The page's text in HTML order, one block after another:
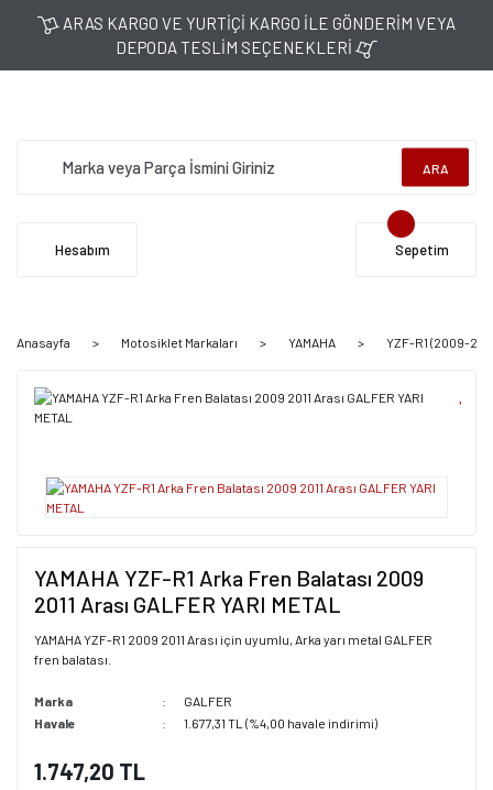
ARAS KARGO VE YURTİÇİ KARGO İLE GÖNDERİM VEYA
DEPODA TESLİM SEÇENEKLERİ
ARA
Hesabım Sepetim
Anasayfa Motosiklet Markaları YAMAHA YZF-R1 (2009-
YAMAHA YZF-R1 Arka Fren Balatası 2009
2011 Arası GALFER YARI METAL
YAMAHA YZF-R1 2009 2011 Arası için uyumlu, Arka yarı metal GALFER
fren balatası.
Marka
GALFER
Havale
1.677,31 TL (%4,00 havale indirimi)
1.747,20 TL